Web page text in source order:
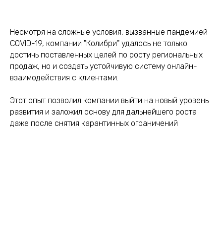
Несмотря на сложные условия, вызванные пандемией
COVID-19, компании "Колибри" удалось не только
достичь поставленных целей по росту региональных
продаж, но и создать устойчивую систему онлайн-
взаимодействия с клиентами.
Этот опыт позволил компании выйти на новый уровень
развития и заложил основу для дальнейшего роста
даже после снятия карантинных ограничений